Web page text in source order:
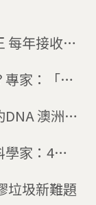
每年接收千
家：「購
洲學
家：4小
英國塑膠垃圾新難題